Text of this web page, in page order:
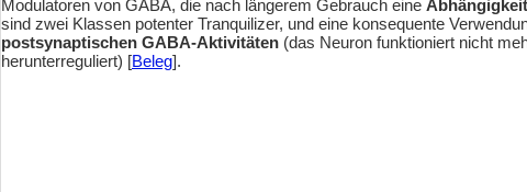
Modulatoren von GABA, die nach längerem Gebrauch eine
sind zwei Klassen potenter Tranquilizer, und eine konsequente
postsynaptischen GABA-Aktivitäten (das Neuron funktioniert nicht
herunterreguliert) [Beleg].